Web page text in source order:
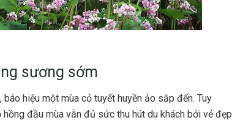
sương sớm
hiệu một mùa cỏ tuyết huyền ảo sắp đến. Tuy
đầu mùa vẫn đủ sức thu hút du khách bởi vẻ đẹp